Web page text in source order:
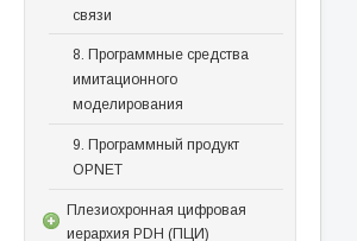
связи
8. Программные средства
имитационного
моделирования
9. Программный продукт
OPNET
Плезиохронная цифровая
иерархия PDH (ПЦИ)